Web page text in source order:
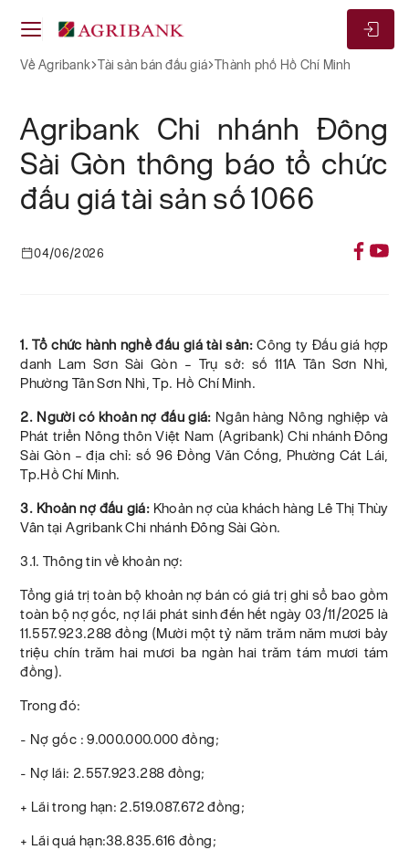
Về Agribank Tài sản bán đấu giá Thành phố Hồ Chí Minh
Agribank Chi nhánh Đông
Sài Gòn thông báo tổ chức
đấu giá tài sản số 1066
04/06/2026
1. Tổ chức hành nghề đấu giá tài sản:Công ty Đấu giá hợp
danh Lam Sơn Sài Gòn – Trụ sở: số 111A Tân Sơn Nhì,
Phường Tân Sơn Nhì, Tp. Hồ Chí Minh.
2. Người có khoản nợ đấu giá: Ngân hàng Nông nghiệp và
Phát triển Nông thôn Việt Nam (Agribank) Chi nhánh Đông
Sài Gòn – địa chỉ: số 96 Đồng Văn Cống, Phường Cát Lái,
Tp.Hồ Chí Minh.
3. Khoản nợ đấu giá:Khoản nợ của khách hàng Lê Thị Thùy
Vân tại Agribank Chi nhánh Đông Sài Gòn.
3.1. Thông tin về khoản nợ:
Tổng giá trị toàn bộ khoản nợ bán có giá trị ghi sổ bao gồm
toàn bộ nợ gốc, nợ lãi phát sinh đến hết ngày 03/11/2025 là
11.557.923.288 đồng (Mười một tỷ năm trăm năm mươi bảy
triệu chín trăm hai mươi ba ngàn hai trăm tám mươi tám
đồng).
Trong đó:
- Nợ gốc : 9.000.000.000 đồng;
- Nợ lãi: 2.557.923.288 đồng;
+ Lãi trong hạn: 2.519.087.672 đồng;
+ Lãi quá hạn:38.835.616 đồng;